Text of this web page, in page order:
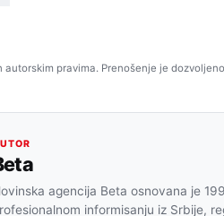
autorskim pravima. Prenošenje je
agencija Beta osnovana je
informisanju iz Srbije,